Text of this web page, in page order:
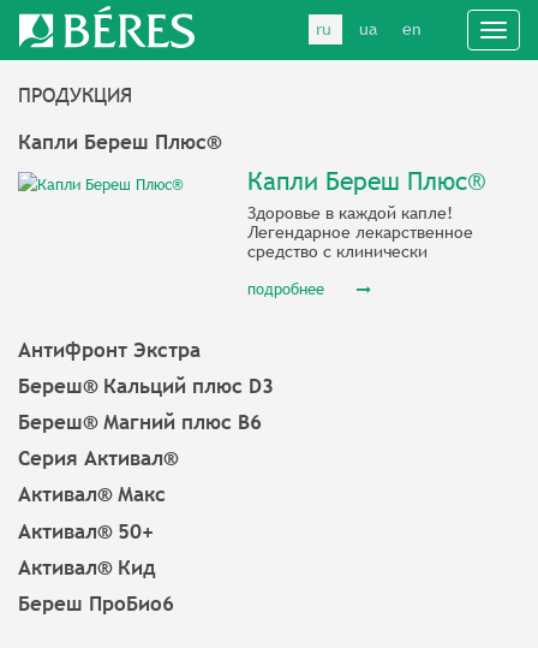
ru ua en
ПРОДУКЦИЯ
Капли Береш Плюс®
Капли Береш Плюс®
Здоровье в каждой капле!
Легендарное лекарственное
средство с клинически
подробнее
Антифронт Экстра
Береш® Кальций плюс D3
Береш® Магний плюс В6
Серия Активал®
Активал® Макс
Активал® 50+
Активал® Кид
Береш ПроБио6